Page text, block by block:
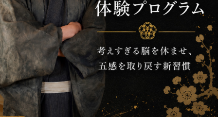
メールマガジン
FAQ
お問い合わせ・取材依頼